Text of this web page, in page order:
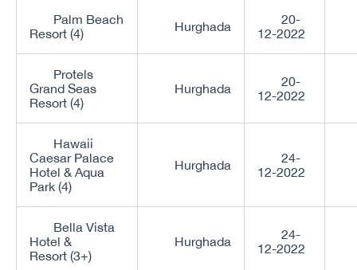
Palm Beach
Resort (4)
Hurghada
20-
12-2022
Protels
Grand Seas
Resort (4)
Hurghada
20-
12-2022
Hawaii
Caesar Palace
Hotel & Aqua
Park (4)
Hurghada
24-
12-2022
Bella Vista
Hotel &
Resort (3+)
Hurghada
24-
12-2022